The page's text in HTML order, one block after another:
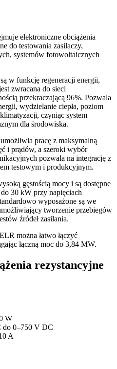
elektroniczne obciążenia
do testowania zasilaczy,
systemów fotowoltaicznych
w funkcję regeneracji energii,
zwracana do sieci
przekraczającą 96%. Pozwala
wydzielanie ciepła, poziom
czyniąc system
dla środowiska.
umożliwia pracę z maksymalną
i prądów, a szeroki wybór
pozwala na integrację z
testowym i produkcyjnym.
gęstością mocy i są dostępne
30 kW przy napięciach
wyposażone są we
tworzenie przebiegów
źródeł zasilania.
można łatwo łączyć
łączną moc do 3,84 MW.
rezystancyjne
W
do 0–750 V DC
A